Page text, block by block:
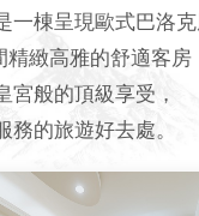
一棟呈現歐式巴洛
緻高雅的舒適客房
宮般的頂級享受，
的旅遊好去處。